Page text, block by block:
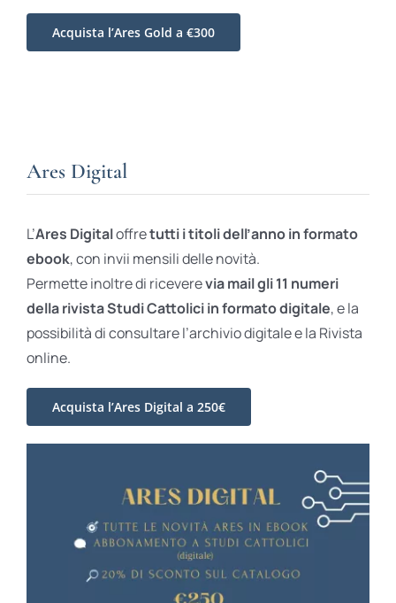
Acquista l’Ares Gold a €300
Ares Digital
L’Ares Digitaloffretutti i titoli dell’anno in formato
ebook, con invii mensili delle novità.
Permette inoltre di riceverevia mail gli 11 numeri
della rivista Studi Cattolici in formato digitale, e la
possibilità di consultare l’archivio digitale e la Rivista
online.
Acquista l’Ares Digital a 250€